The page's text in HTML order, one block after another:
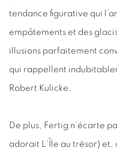
tendance figurative qui
empâtements et des
illusions parfaitement
qui rappellent
Robert Kulicke.
De plus, Fertig n’écarte
adorait L’Île au trésor) et,